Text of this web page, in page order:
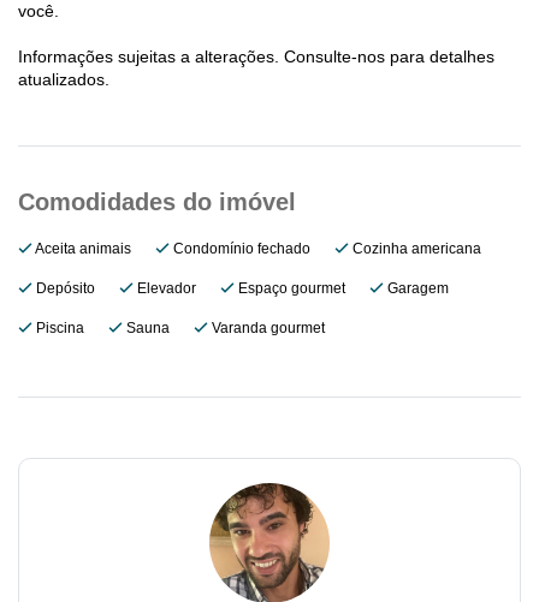
você.
Informações sujeitas a alterações. Consulte-nos para detalhes
atualizados.
Aceita animais Condomínio fechado Cozinha americana
Depósito Elevador Espaço gourmet Garagem
Piscina Sauna Varanda gourmet